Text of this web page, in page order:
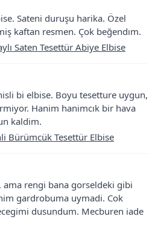
Sateni duruşu harika. Özel
kaftan resmen. Çok beğendım.
Saten Tesettür Abiye Elbise
bi elbise. Boyu tesetture uygun,
Hanim hanimcık bir hava
kaldim.
Bürümcük Tesettür Elbise
ama rengi bana gorseldeki gibi
gardrobuma uymadi. Cok
dusundum. Mecburen iade